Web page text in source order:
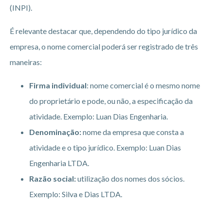
(INPI).
É relevante destacar que, dependendo do tipo jurídico da
empresa, o nome comercial poderá ser registrado de três
maneiras:
Firma individual: nome comercial é o mesmo nome
do proprietário e pode, ou não, a especificação da
atividade. Exemplo: Luan Dias Engenharia.
Denominação:nome da empresa que consta a
atividade e o tipo jurídico. Exemplo: Luan Dias
Engenharia LTDA.
Razão social:utilização dos nomes dos sócios.
Exemplo: Silva e Dias LTDA.